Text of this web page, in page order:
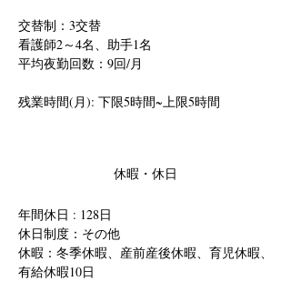
交替制：3交替
看護師2～4名、助手1名
平均夜勤回数：9回/月
残業時間(月): 下限5時間~上限5時間
休暇・休日
年間休日 : 128日
休日制度：その他
休暇：冬季休暇、産前産後休暇、育児休暇、
有給休暇10日